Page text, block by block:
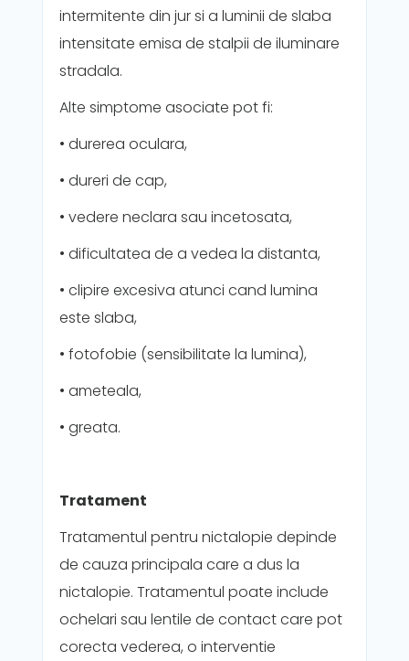
intermitente din jur si a luminii de slaba
intensitate emisa de stalpii de iluminare
stradala.
Alte simptome asociate pot fi:
• durerea oculara,
• dureri de cap,
• vedere neclara sau incetosata,
• dificultatea de a vedea la distanta,
• clipire excesiva atunci cand lumina
este slaba,
• fotofobie (sensibilitate la lumina),
• ameteala,
• greata.
Tratament
Tratamentul pentru nictalopie depinde
de cauza principala care a dus la
nictalopie. Tratamentul poate include
ochelari sau lentile de contact care pot
corecta vederea, o interventie